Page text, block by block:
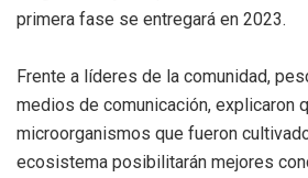
primera fase se entregará en 2023.
Frente a líderes de la comunidad,
medios de comunicación, explicaron
microorganismos que fueron
ecosistema posibilitarán mejores